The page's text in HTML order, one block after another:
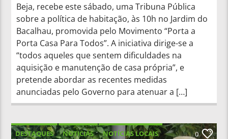
Beja, recebe este sábado, uma Tribuna Pública
sobre a política de habitação, às 10h no Jardim do
Bacalhau, promovida pelo Movimento “Porta a
Porta Casa Para Todos”. A iniciativa dirige-se a
“todos aqueles que sentem dificuldades na
aquisição e manutenção de casa própria”, e
pretende abordar as recentes medidas
anunciadas pelo Governo para atenuar a […]
DESTAQUES NOTICIAS
NOTÍCIAS LOCAIS
0